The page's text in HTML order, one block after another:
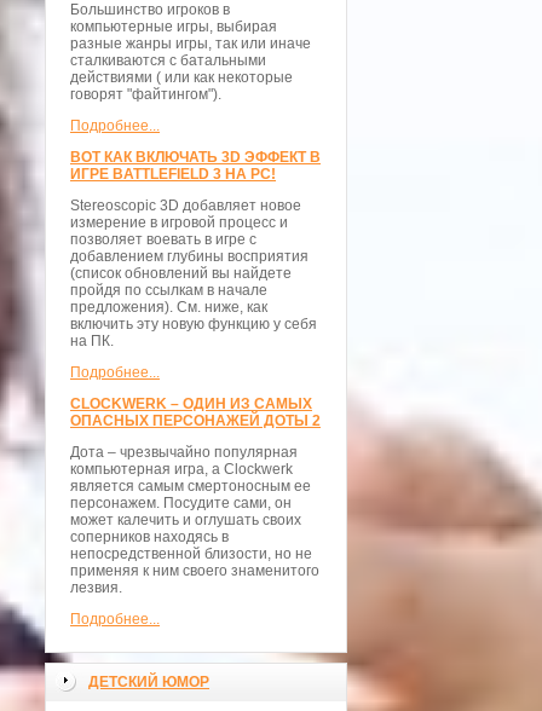
Большинство игроков в
компьютерные игры, выбирая
разные жанры игры, так или иначе
сталкиваются с батальными
действиями ( или как некоторые
говорят "файтингом").
Подробнее...
ВОТ КАК ВКЛЮЧАТЬ 3D ЭФФЕКТ В
ИГРЕ BATTLEFIELD 3 НА PC!
Stereoscopic 3D добавляет новое
измерение в игровой процесс и
позволяет воевать в игре с
добавлением глубины восприятия
(список обновлений вы найдете
пройдя по ссылкам в начале
предложения). См. ниже, как
включить эту новую функцию у себя
на ПК.
Подробнее...
CLOCKWERK – ОДИН ИЗ САМЫХ
ОПАСНЫХ ПЕРСОНАЖЕЙ ДОТЫ 2
Дота – чрезвычайно популярная
компьютерная игра, а Clockwerk
является самым смертоносным ее
персонажем. Посудите сами, он
может калечить и оглушать своих
соперников находясь в
непосредственной близости, но не
применяя к ним своего знаменитого
лезвия.
Подробнее...
ДЕТСКИЙ ЮМОР